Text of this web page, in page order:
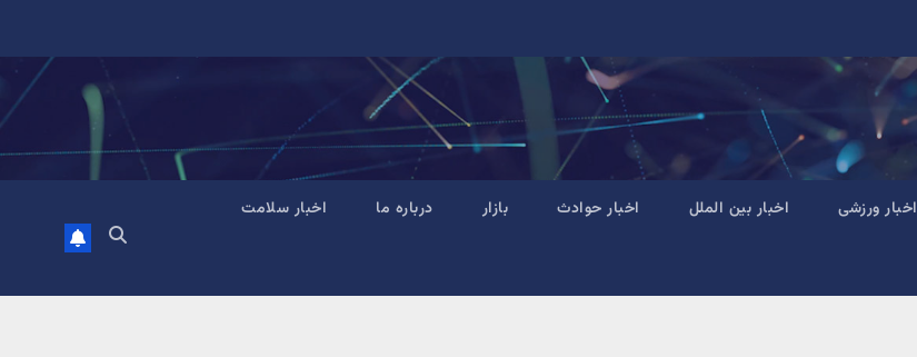
اخبار ورزشی اخبار بین الملل اخبار حوادث بازار درباره ما اخبار سلامت